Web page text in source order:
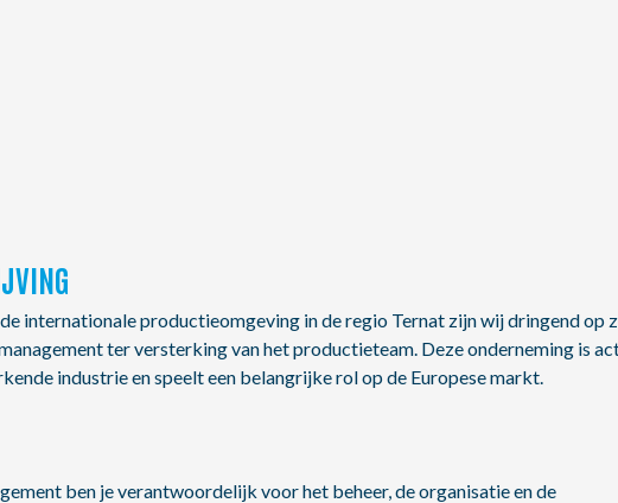
internationale productieomgeving in de regio Ternat zijn wij dringend op
ter versterking van het productieteam. Deze onderneming is
industrie en speelt een belangrijke rol op de Europese markt.
ben je verantwoordelijk voor het beheer, de organisatie en de